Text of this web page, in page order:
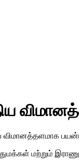
விமானத்தளமாக
மற்றும்